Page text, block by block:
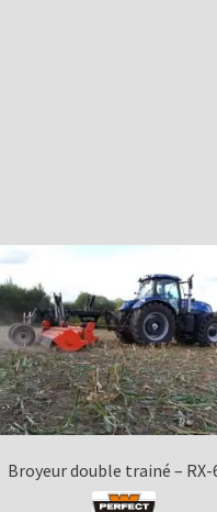
Broyeur double trainé – RX-